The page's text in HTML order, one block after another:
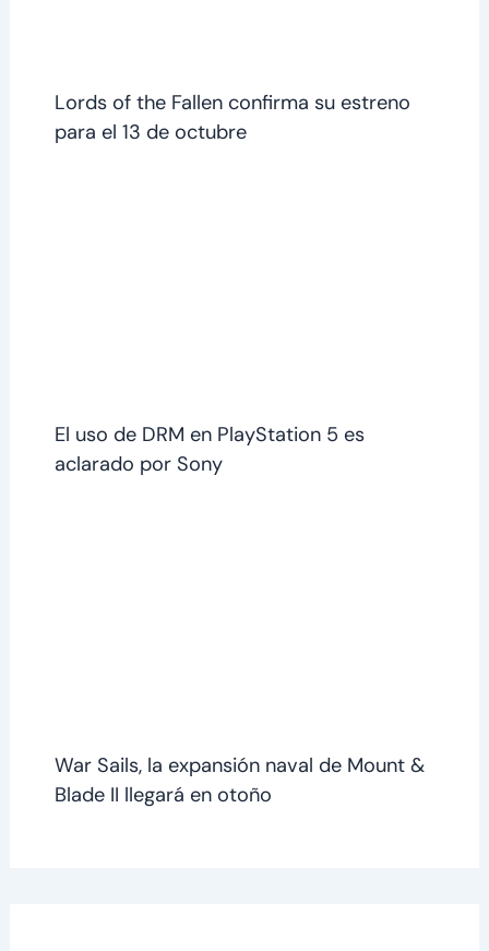
Lords of the Fallen confirma su estreno
para el 13 de octubre
El uso de DRM en PlayStation 5 es
aclarado por Sony
War Sails, la expansión naval de Mount &
Blade II llegará en otoño